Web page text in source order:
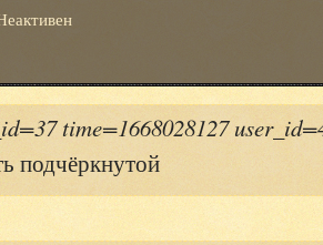
time=1668028127
подчёркнутой